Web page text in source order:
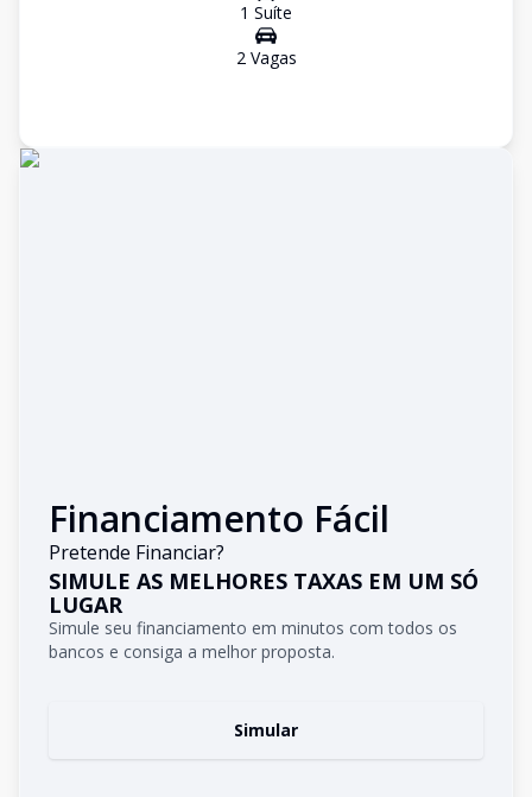
1 Suíte
2Vagas
Financiamento Fácil
Pretende Financiar?
SIMULE AS MELHORES TAXAS EM UM SÓ
LUGAR
Simule seu financiamento em minutos com todos os
bancos e consiga a melhor proposta.
Simular